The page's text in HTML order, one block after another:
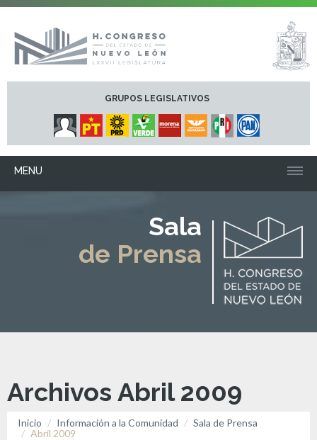
GRUPOS LEGISLATIVOS
MENU
Sala
de Prensa
Archivos Abril 2009
Inicio Información a la Comunidad
Sala de Prensa
Abril 2009